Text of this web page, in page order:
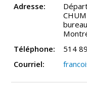
Adresse:
Téléphone:
514
Courriel: